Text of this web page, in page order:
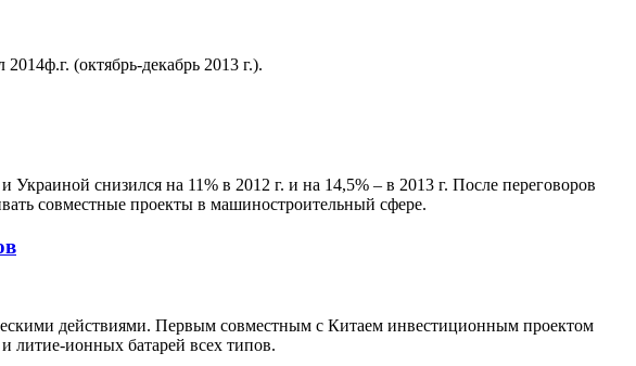
(октябрь-декабрь 2013 г.).
снизился на 11% в 2012 г. и на 14,5% – в 2013 г. После переговоров
совместные проекты в машиностроительный сфере.
действиями. Первым совместным с Китаем инвестиционным проектом
литие-ионных батарей всех типов.